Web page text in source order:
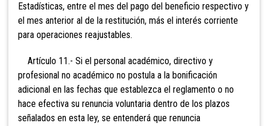
Estadísticas, entre el mes del pago del beneficio respectivo y
el mes anterior al de la restitución, más el interés corriente
para operaciones reajustables.
Artículo 11.- Si el personal académico, directivo y
profesional no académico no postula a la bonificación
adicional en las fechas que establezca el reglamento o no
hace efectiva su renuncia voluntaria dentro de los plazos
señalados en esta ley, se entenderá que renuncia